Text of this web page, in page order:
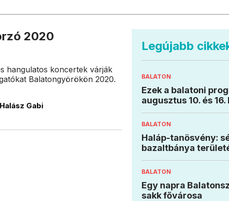
2020
hangulatos koncertek várják
Balatongyörökön 2020.
Halász Gabi
Legújabb
BALATON
Ezek a balatoni
augusztus 10. és
BALATON
Haláp-tanösvény:
bazaltbánya
BALATON
Egy napra
sakk fővárosa